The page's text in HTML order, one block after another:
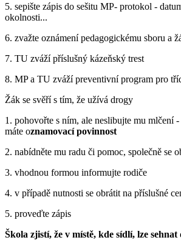
5. sepište zápis do sešitu MP- protokol -
okolnosti...
6. zvažte oznámení pedagogickému sboru a
7. TU zváží příslušný kázeňský trest
8. MP a TU zváží preventivní program pro
Žák se svěří s tím, že užívá drogy
1. pohovořte s ním, ale neslibujte mu mlčení
máte oznamovací povinnost
2. nabídněte mu radu či pomoc, společně se
3. vhodnou formou informujte rodiče
4. v případě nutnosti se obrátit na příslušné
5. proveďte zápis
Škola zjistí, že v místě, kde sídlí, lze sehnat